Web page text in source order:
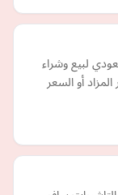
لبيع وشراء
أو السعر